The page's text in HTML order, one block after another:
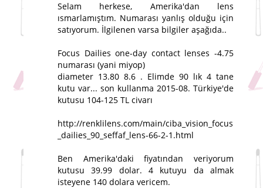
Selam herkese, Amerika'dan lens
ısmarlamıştım. Numarası yanlış olduğu için
satıyorum. İlgilenen varsa bilgiler aşağıda..
Focus Dailies one-day contact lenses -4.75
numarası (yani miyop)
diameter 13.80 8.6 . Elimde 90 lık 4 tane
kutu var... son kullanma 2015-08. Türkiye'de
kutusu 104-125 TL civarı
http://renklilens.com/main/ciba_vision_focus
_dailies_90_seffaf_lens-66-2-1.html
Ben Amerika'daki fiyatından veriyorum
kutusu 39.99 dolar. 4 kutuyu da almak
isteyene 140 dolara vericem.